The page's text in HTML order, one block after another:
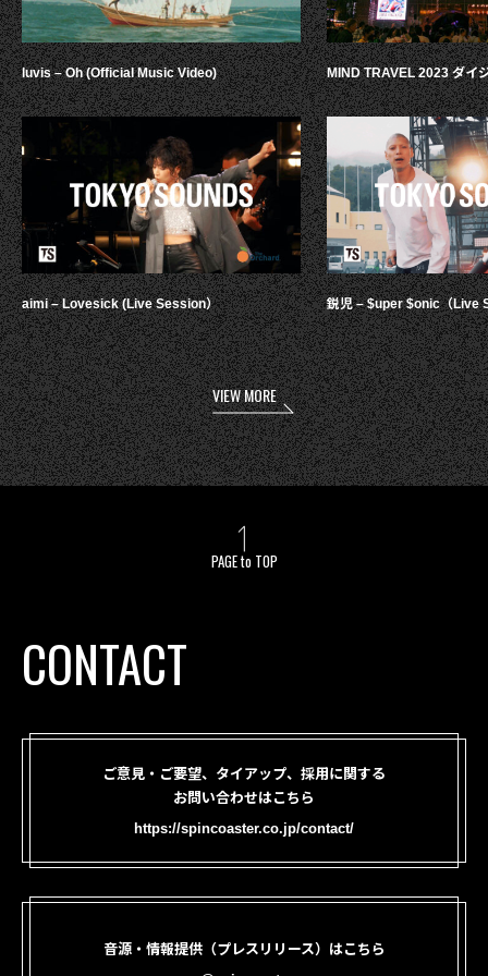
luvis – Oh (Official Music Video)
aimi – Lovesick (Live Session）
MIND TRAVEL 2023 ダイ
鋭児 – $uper $onic（Live
VIEW MORE
PAGE to TOP
CONTACT
ご意見・ご要望、タイアップ、採用に関する
お問い合わせはこちら
https://spincoaster.co.jp/contact/
音源・情報提供（プレスリリース）はこちら